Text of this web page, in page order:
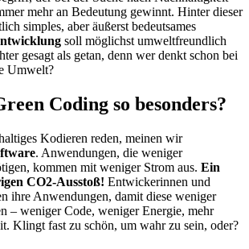
mehr an Bedeutung gewinnt. Hinter dieser
simples, aber äußerst bedeutsames
soll möglichst umweltfreundlich
gesagt als getan, denn wer denkt schon bei
Umwelt?
Coding so besonders?
Kodieren reden, meinen wir
. Anwendungen, die weniger
kommen mit weniger Strom aus. Ein
CO2-Ausstoß! Entwickerinnen und
ihre Anwendungen, damit diese weniger
– weniger Code, weniger Energie, mehr
Klingt fast zu schön, um wahr zu sein, oder?